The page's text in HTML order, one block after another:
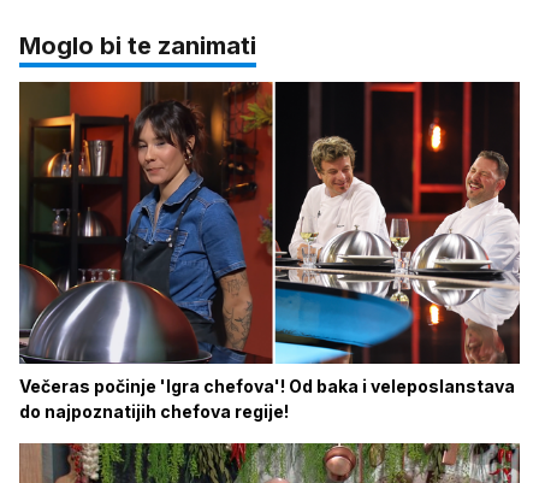
Moglo bi te zanimati
Večeras počinje 'Igra chefova'! Od baka i veleposlanstava
do najpoznatijih chefova regije!